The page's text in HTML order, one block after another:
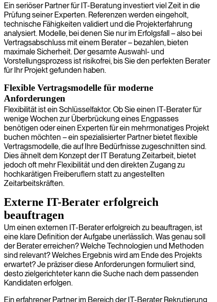
Ein seriöser Partner für IT-Beratung investiert viel Zeit in die
Prüfung seiner Experten. Referenzen werden eingeholt,
technische Fähigkeiten validiert und die Projekterfahrung
analysiert. Modelle, bei denen Sie nur im Erfolgsfall – also bei
Vertragsabschluss mit einem Berater – bezahlen, bieten
maximale Sicherheit. Der gesamte Auswahl- und
Vorstellungsprozess ist risikofrei, bis Sie den perfekten Berater
für Ihr Projekt gefunden haben.
Flexible Vertragsmodelle für moderne
Anforderungen
Flexibilität ist ein Schlüsselfaktor. Ob Sie einen IT-Berater für
wenige Wochen zur Überbrückung eines Engpasses
benötigen oder einen Experten für ein mehrmonatiges Projekt
buchen möchten – ein spezialisierter Partner bietet flexible
Vertragsmodelle, die auf Ihre Bedürfnisse zugeschnitten sind.
Dies ähnelt dem Konzept der IT Beratung Zeitarbeit, bietet
jedoch oft mehr Flexibilität und den direkten Zugang zu
hochkarätigen Freiberuflern statt zu angestellten
Zeitarbeitskräften.
Externe IT-Berater erfolgreich
beauftragen
Um einen externen IT-Berater erfolgreich zu beauftragen, ist
eine klare Definition der Aufgabe unerlässlich. Was genau soll
der Berater erreichen? Welche Technologien und Methoden
sind relevant? Welches Ergebnis wird am Ende des Projekts
erwartet? Je präziser diese Anforderungen formuliert sind,
desto zielgerichteter kann die Suche nach dem passenden
Kandidaten erfolgen.
Ein erfahrener Partner im Bereich der IT-Berater Rekrutierung